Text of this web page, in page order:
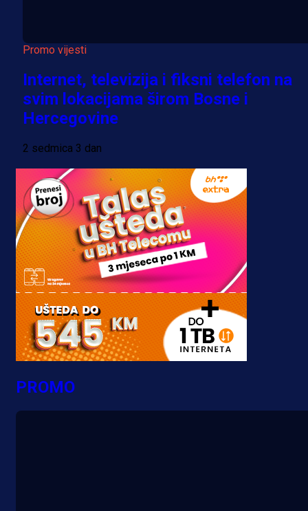
Promo vijesti
Internet, televizija i fiksni telefon na
svim lokacijama širom Bosne i
Hercegovine
2 sedmica 3 dan
PROMO